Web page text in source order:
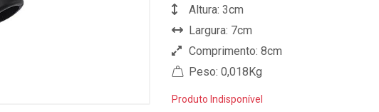
Altura: 3cm
Largura: 7cm
Comprimento: 8cm
Peso: 0,018Kg
Produto Indisponível